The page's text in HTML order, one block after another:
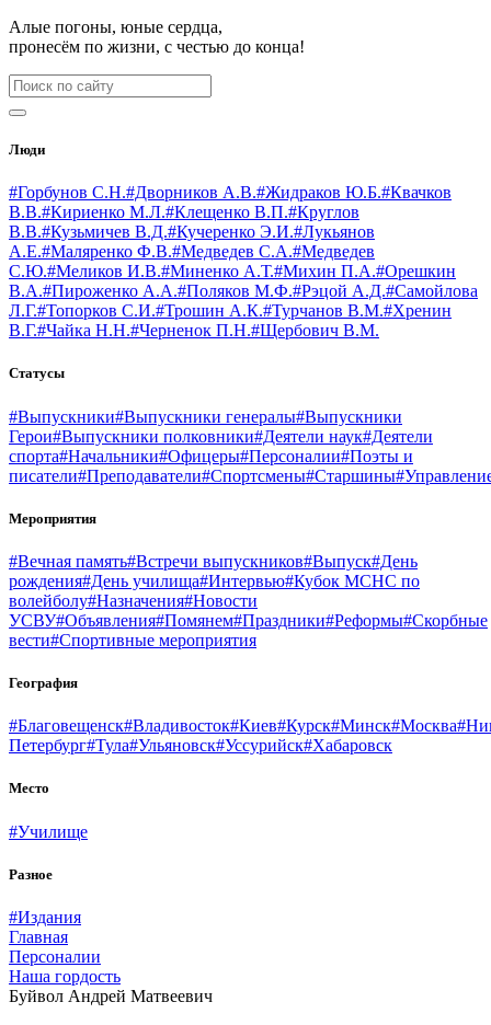
Алые погоны, юные сердца,
пронесём по жизни, с честью до конца!
Люди
#Горбунов С.Н.#Дворников А.В.#Жидраков Ю.Б.#Квачков
В.В.#Кириенко М.Л.#Клещенко В.П.#Круглов
В.В.#Кузьмичев В.Д.#Кучеренко Э.И.#Лукьянов
А.Е.#Маляренко Ф.В.#Медведев С.А.#Медведев
С.Ю.#Меликов И.В.#Миненко А.Т.#Михин П.А.#Орешкин
В.А.#Пироженко А.А.#Поляков М.Ф.#Рэцой А.Д.#Самойлова
Л.Г.#Топорков С.И.#Трошин А.К.#Турчанов В.М.#Хренин
В.Г.#Чайка Н.Н.#Черненок П.Н.#Щербович В.М.
Статусы
#Выпускники#Выпускники генералы#Выпускники
Герои#Выпускники полковники#Деятели наук#Деятели
спорта#Начальники#Офицеры#Персоналии#Поэты и
писатели#Преподаватели#Спортсмены#Старшины
Мероприятия
#Вечная память#Встречи выпускников#Выпуск#День
рождения#День училища#Интервью#Кубок МСНС по
волейболу#Назначения#Новости
УСВУ#Объявления#Помянем#Праздники#Реформы#Скорбные
вести#Спортивные мероприятия
География
#Благовещенск#Владивосток#Киев#Курск#Минск#Москва
Петербург#Тула#Ульяновск#Уссурийск#Хабаровск
Место
#Училище
Разное
#Издания
Главная
Персоналии
Наша гордость
Буйвол Андрей Матвеевич